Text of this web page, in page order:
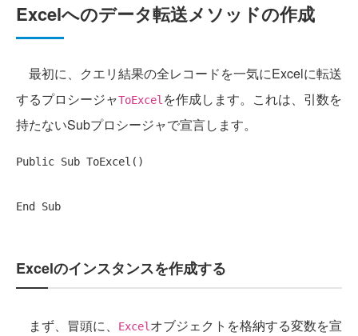
Excelへのデータ転送メソッドの作成
最初に、クエリ結果の全レコードを一気にExcelに転送
するプロシージャToExcelを作成します。これは、引数を
持たないSubプロシージャで宣言します。
Public Sub ToExcel()
End Sub
Excelのインスタンスを作成する
まず、冒頭に、 Excelオブジェクトを格納する変数を宣